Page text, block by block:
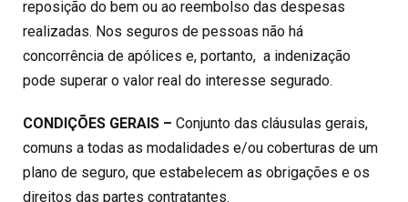
reposição do bem ou ao reembolso das despesas
realizadas. Nos seguros de pessoas não há
concorrência de apólices e, portanto, a indenização
pode superar o valor real do interesse segurado.
CONDIÇÕES GERAIS – Conjunto das cláusulas gerais,
comuns a todas as modalidades e/ou coberturas de um
plano de seguro, que estabelecem as obrigações e os
direitos das partes contratantes.